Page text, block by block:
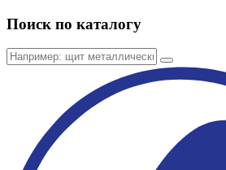
Поиск по каталогу